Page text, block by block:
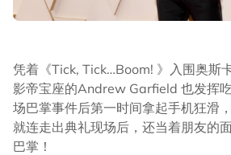
凭着《Tick, Tick…Boom! 》入围奥斯
影帝宝座的Andrew Garfield 也发挥
场巴掌事件后第一时间拿起手机狂滑
就连走出典礼现场后，还当着朋友的
巴掌！